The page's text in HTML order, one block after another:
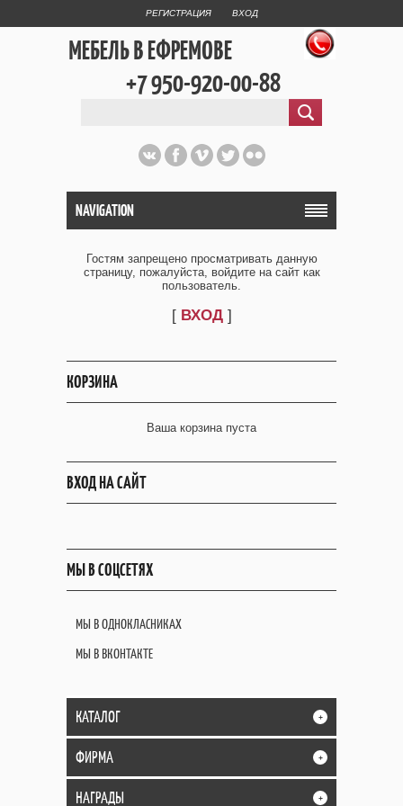
РЕГИСТРАЦИЯ ВХОД
МЕБЕЛЬ В ЕФРЕМОВЕ
+7 950-920-00-88
NAVIGATION
Гостям запрещено просматривать данную
страницу, пожалуйста, войдите на сайт как
пользователь.
[ ВХОД]
КОРЗИНА
Ваша корзина пуста
ВХОД НА САЙТ
МЫ В СОЦСЕТЯХ
МЫ В ОДНОКЛАСНИКАХ
МЫ В ВКОНТАКТЕ
КАТАЛОГ +
ФИРМА +
НАГРАДЫ +